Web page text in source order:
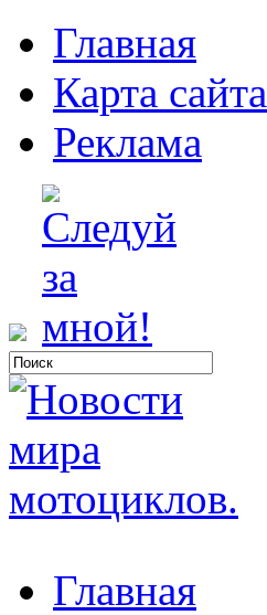
Главная
Карта сайта
Реклама
Главная